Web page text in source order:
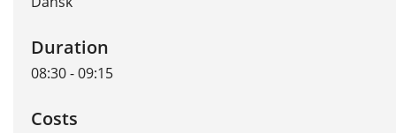
Duration
08:30 - 09:15
Costs